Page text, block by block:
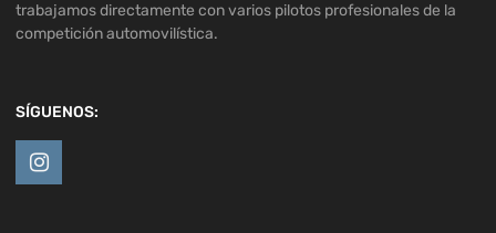
trabajamos directamente con varios pilotos profesionales de la
competición automovilística.
SÍGUENOS: